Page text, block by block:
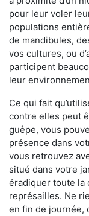
pour leur voler
populations
de mandibules,
vos cultures, ou
participent
leur
Ce qui fait
contre elles peut
guêpe, vous
présence dans
vous retrouvez
situé dans votre
éradiquer toute la
représailles. Ne
en fin de journée,